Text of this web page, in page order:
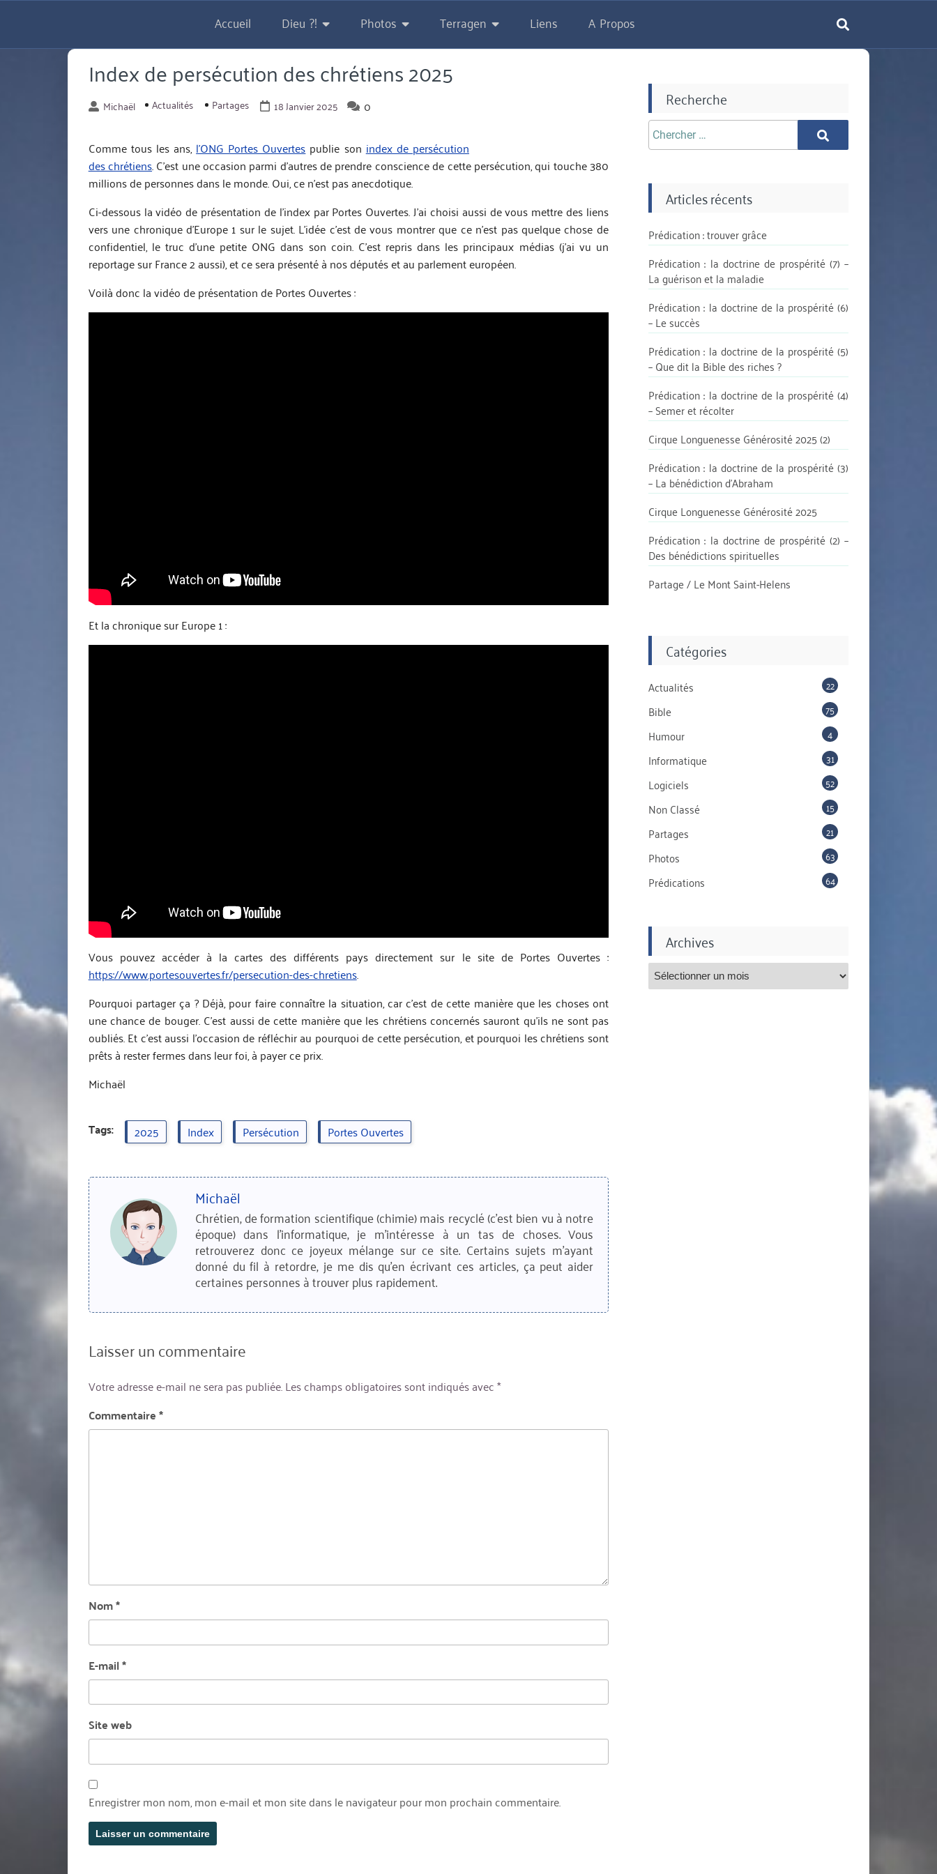
au
Accueil Dieu ?! Photos Terragen Liens A Propos
Index de persécution des chrétiens 2025
Michaël Actualités Partages 18 Janvier 2025 0
Comme tous les ans, l’ONG Portes Ouvertes publie son index de persécution
des chrétiens. C’est une occasion parmi d’autres de prendre conscience de cette persécution, qui touche 380
millions de personnes dans le monde. Oui, ce n’est pas anecdotique.
Ci-dessous la vidéo de présentation de l’index par Portes Ouvertes. J’ai choisi aussi de vous mettre des liens
vers une chronique d’Europe 1 sur le sujet. L’idée c’est de vous montrer que ce n’est pas quelque chose de
confidentiel, le truc d’une petite ONG dans son coin. C’est repris dans les principaux médias (j’ai vu un
reportage sur France 2 aussi), et ce sera présenté à nos députés et au parlement européen.
Voilà donc la vidéo de présentation de Portes Ouvertes :
Et la chronique sur Europe 1 :
Vous pouvez accéder à la cartes des différents pays directement sur le site de Portes Ouvertes :
https://www.portesouvertes.fr/persecution-des-chretiens.
Pourquoi partager ça ? Déjà, pour faire connaître la situation, car c’est de cette manière que les choses ont
une chance de bouger. C’est aussi de cette manière que les chrétiens concernés sauront qu’ils ne sont pas
oubliés. Et c’est aussi l’occasion de réfléchir au pourquoi de cette persécution, et pourquoi les chrétiens sont
prêts à rester fermes dans leur foi, à payer ce prix.
Michaël
Tags: 2025 Index Persécution Portes Ouvertes
Michaël
Chrétien, de formation scientifique (chimie) mais recyclé (c'est bien vu à notre
époque) dans l'informatique, je m'intéresse à un tas de choses. Vous
retrouverez donc ce joyeux mélange sur ce site. Certains sujets m'ayant
donné du fil à retordre, je me dis qu'en écrivant ces articles, ça peut aider
certaines personnes à trouver plus rapidement.
Laisser un commentaire
Votre adresse e-mail ne sera pas publiée.Les champs obligatoires sont indiqués avec*
Commentaire*
Nom*
E-mail*
Site web
Enregistrer mon nom, mon e-mail et mon site dans le navigateur pour mon prochain commentaire.
Recherche
Chercher
aprè:
Chercher
Articles récents
Prédication : trouver grâce
Prédication : la doctrine de prospérité (7) –
La guérison et la maladie
Prédication : la doctrine de la prospérité (6)
– Le succès
Prédication : la doctrine de la prospérité (5)
– Que dit la Bible des riches ?
Prédication : la doctrine de la prospérité (4)
– Semer et récolter
Cirque Longuenesse Générosité 2025 (2)
Prédication : la doctrine de la prospérité (3)
– La bénédiction d’Abraham
Cirque Longuenesse Générosité 2025
Prédication : la doctrine de prospérité (2) –
Des bénédictions spirituelles
Partage / Le Mont Saint-Helens
Catégories
Actualités 22
Bible 75
Humour 4
Informatique 31
Logiciels 52
Non Classé 15
Partages 21
Photos 63
Prédications 64
Archives